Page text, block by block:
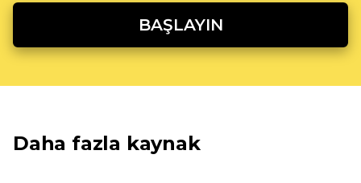
BAŞLAYIN
Daha fazla kaynak